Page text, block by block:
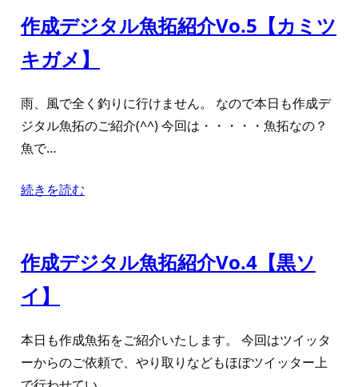
作成デジタル魚拓紹介Vo.5【カミツ
キガメ】
雨、風で全く釣りに行けません。 なので本日も作成デ
ジタル魚拓のご紹介(^^) 今回は・・・・・魚拓なの？
魚で…
続きを読む
作成デジタル魚拓紹介Vo.4【黒ソ
イ】
本日も作成魚拓をご紹介いたします。 今回はツイッタ
ーからのご依頼で、やり取りなどもほぼツイッター上